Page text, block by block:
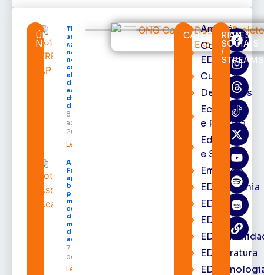
ÚLTIMAS
NOTÍCIAS
TRE-AP
suspende
expediente
na sede e
nos
cartórios
eleitorais
de todo o
estado nos
dias 10 e 11
de agosto
8 de
agosto de
2026
Leia mais »
Acácio
Favacho
apresenta
balanço
parcial do
mandato
com mais
de R$ 668
milhões
destinados
ao Amapá
7 de agosto
de 2026
Leia mais »
CATEGORIAS
Amapá
Cortes
EDcast
Cultura
Destaques
Economia
e Política
Educação
e Saúde
Emprego
EDacademia
EDbrasília
EDcast
EDliteratura
REDES
SOCIAIS
/
STREAMS